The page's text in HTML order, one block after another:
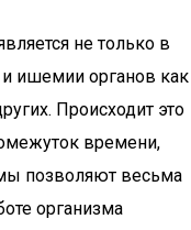
не только в
ишемии органов как
Происходит это
времени,
позволяют весьма
организма